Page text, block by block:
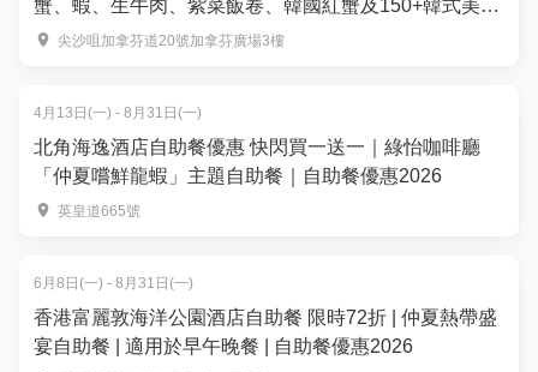
蟹、蝦、生牛肉、紫菜飯卷、韓國紅蟹及150+韓式美
食！韓國人主理
尖沙咀加拿芬道20號加拿芬廣場3樓
4月13日(一) - 8月31日(一)
北角海逸酒店自助餐優惠 快閃買一送一｜綠怡咖啡廳
「仲夏嚐鮮龍蝦」主題自助餐｜自助餐優惠2026
英皇道665號
6月8日(一) - 8月31日(一)
香港富麗敦海洋公園酒店自助餐 限時72折 | 仲夏熱帶盛
宴自助餐 | 適用於早午晚餐 | 自助餐優惠2026